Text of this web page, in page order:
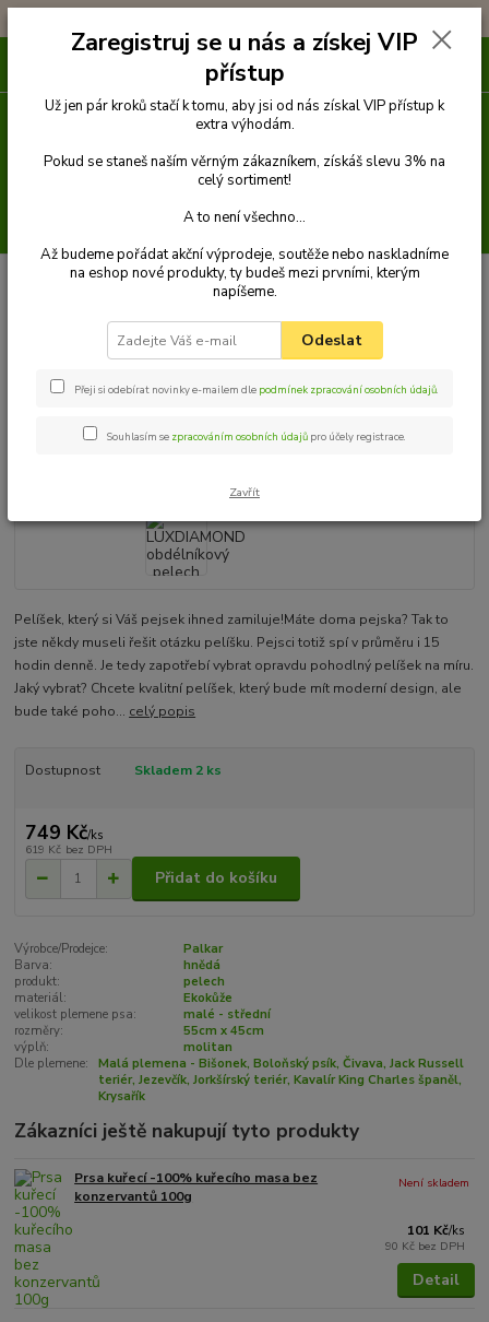
Pelechy
LUXDIAMOND obdélníkový pelech pro psa, hnědá - 55 cm
LUXDIAMOND obdélníkový
pelech pro psa, hnědá - 55 cm x
Pelíšek, který si Váš pejsek ihned zamiluje!Máte doma pejska? Tak to
jste někdy museli řešit otázku pelíšku. Pejsci totiž spí v průměru i 15
hodin denně. Je tedy zapotřebí vybrat opravdu pohodlný pelíšek na míru.
Jaký vybrat? Chcete kvalitní pelíšek, který bude mít moderní design, ale
bude také poho... celý popis
Dostupnost Skladem 2 ks
749 Kč/ks
619 Kč bez DPH
Přidat do košíku
Výrobce/Prodejce:
Palkar
Barva:
hnědá
produkt:
pelech
materiál:
Ekokůže
velikost plemene psa:
malé - střední
rozměry:
55cm x 45cm
výplň:
molitan
Dle plemene:
Malá plemena - Bišonek, Boloňský psík, Čivava, Jack Russell
teriér, Jezevčík, Jorkšírský teriér, Kavalír King Charles španěl,
Krysařík
Zákazníci ještě nakupují tyto produkty
Prsa kuřecí -100% kuřecího masa bez
konzervantů 100g
101 Kč/ks
90 Kč bez DPH
Není skladem
Detail
Zaregistruj se u nás a získej VIP
přístup
Už jen pár kroků stačí k tomu, aby jsi od nás získal VIP přístup k
extra výhodám.
Pokud se staneš naším věrným zákazníkem, získáš slevu 3% na
celý sortiment!
A to není všechno...
Až budeme pořádat akční výprodeje, soutěže nebo naskladníme
na eshop nové produkty, ty budeš mezi prvními, kterým
napíšeme.
Odeslat
Přeji si odebírat novinky e-mailem dle podmínek zpracování osobních údajů.
Souhlasím se zpracováním osobních údajů pro účely registrace.
Zavřít